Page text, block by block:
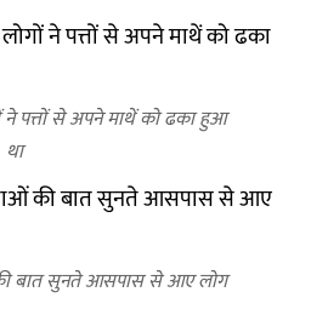
पत्तों से अपने माथें को ढका हुआ
था
बात सुनते आसपास से आए लोग